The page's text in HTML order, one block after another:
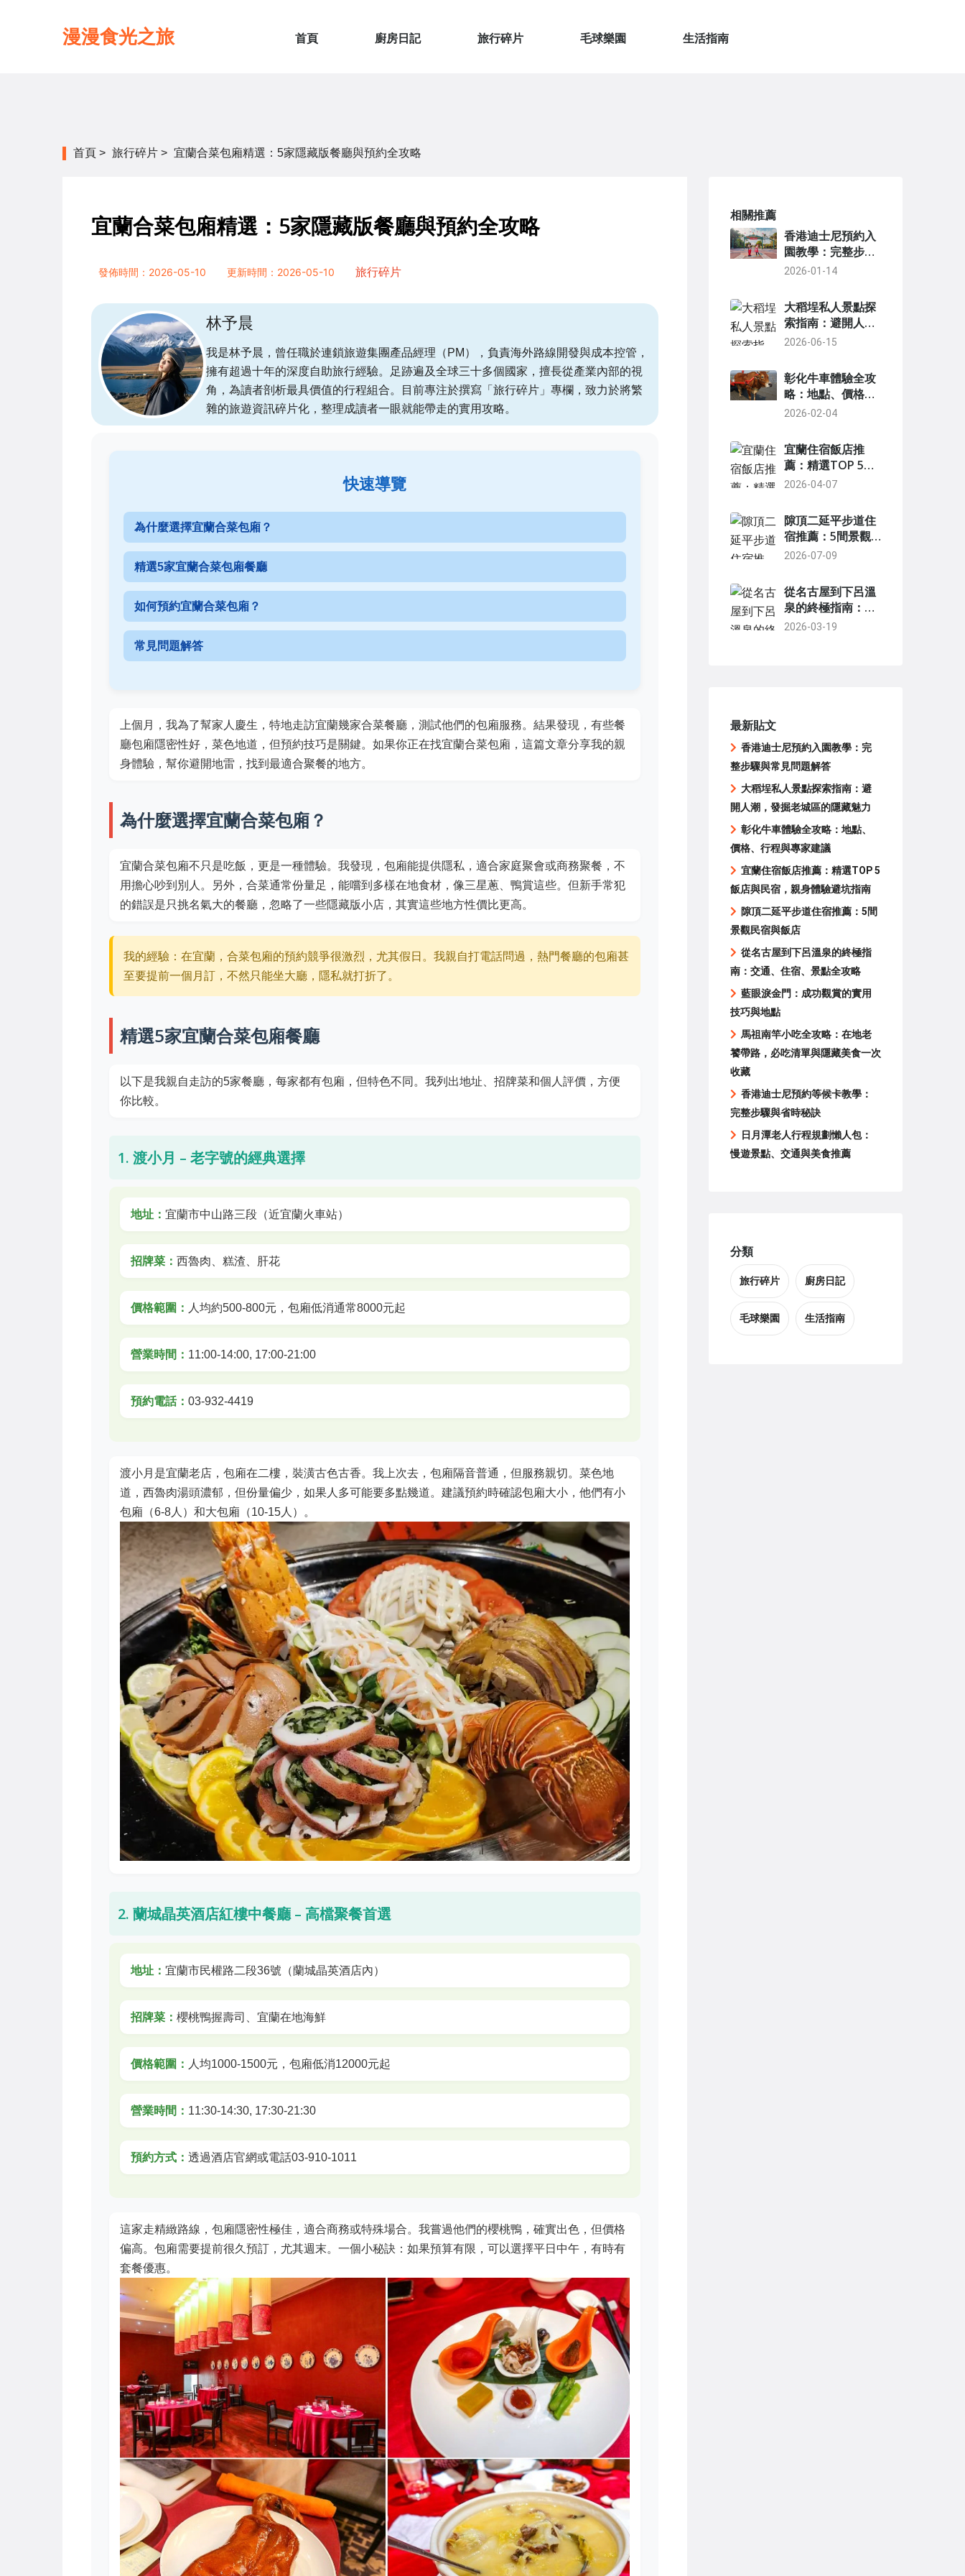
漫漫食光之旅 首頁 廚房日記 旅行碎片 毛球樂園 生活指南
首頁 > 旅行碎片 > 宜蘭合菜包廂精選：5家隱藏版餐廳與預約全攻略
宜蘭合菜包廂精選：5家隱藏版餐廳與預約全攻略
發佈時間：2026-05-10 更新時間：2026-05-10 旅行碎片
林予晨
我是林予晨，曾任職於連鎖旅遊集團產品經理（PM），負責海外路線開發與成本控管，
擁有超過十年的深度自助旅行經驗。足跡遍及全球三十多個國家，擅長從產業內部的視
角，為讀者剖析最具價值的行程組合。目前專注於撰寫「旅行碎片」專欄，致力於將繁
雜的旅遊資訊碎片化，整理成讀者一眼就能帶走的實用攻略。
快速導覽
為什麼選擇宜蘭合菜包廂？
精選5家宜蘭合菜包廂餐廳
如何預約宜蘭合菜包廂？
常見問題解答
上個月，我為了幫家人慶生，特地走訪宜蘭幾家合菜餐廳，測試他們的包廂服務。結果發現，有些餐
廳包廂隱密性好，菜色地道，但預約技巧是關鍵。如果你正在找宜蘭合菜包廂，這篇文章分享我的親
身體驗，幫你避開地雷，找到最適合聚餐的地方。
為什麼選擇宜蘭合菜包廂？
宜蘭合菜包廂不只是吃飯，更是一種體驗。我發現，包廂能提供隱私，適合家庭聚會或商務聚餐，不
用擔心吵到別人。另外，合菜通常份量足，能嚐到多樣在地食材，像三星蔥、鴨賞這些。但新手常犯
的錯誤是只挑名氣大的餐廳，忽略了一些隱藏版小店，其實這些地方性價比更高。
我的經驗：在宜蘭，合菜包廂的預約競爭很激烈，尤其假日。我親自打電話問過，熱門餐廳的包廂甚
至要提前一個月訂，不然只能坐大廳，隱私就打折了。
精選5家宜蘭合菜包廂餐廳
以下是我親自走訪的5家餐廳，每家都有包廂，但特色不同。我列出地址、招牌菜和個人評價，方便
你比較。
1. 渡小月 – 老字號的經典選擇
地址： 宜蘭市中山路三段（近宜蘭火車站）
招牌菜： 西魯肉、糕渣、肝花
價格範圍： 人均約500-800元，包廂低消通常8000元起
營業時間： 11:00-14:00, 17:00-21:00
預約電話： 03-932-4419
渡小月是宜蘭老店，包廂在二樓，裝潢古色古香。我上次去，包廂隔音普通，但服務親切。菜色地
道，西魯肉湯頭濃郁，但份量偏少，如果人多可能要多點幾道。建議預約時確認包廂大小，他們有小
包廂（6-8人）和大包廂（10-15人）。
2. 蘭城晶英酒店紅樓中餐廳 – 高檔聚餐首選
地址： 宜蘭市民權路二段36號（蘭城晶英酒店內）
招牌菜： 櫻桃鴨握壽司、宜蘭在地海鮮
價格範圍： 人均1000-1500元，包廂低消12000元起
營業時間： 11:30-14:30, 17:30-21:30
預約方式： 透過酒店官網或電話03-910-1011
這家走精緻路線，包廂隱密性極佳，適合商務或特殊場合。我嘗過他們的櫻桃鴨，確實出色，但價格
偏高。包廂需要提前很久預訂，尤其週末。一個小秘訣：如果預算有限，可以選擇平日中午，有時有
套餐優惠。
相關推薦
香港迪士尼預約入
園教學：完整步驟
與常見問題解答
2026-01-14
大稻埕私人景點探
索指南：避開人
潮，發掘老城區的
2026-06-15
彰化牛車體驗全攻
略：地點、價格、
行程與專家建議
2026-02-04
宜蘭住宿飯店推
薦：精選TOP 5飯
店與民宿，親身體
2026-04-07
隙頂二延平步道住
宿推薦：5間景觀
民宿與飯店
2026-07-09
從名古屋到下呂溫
泉的終極指南：交
通、住宿、景點全
2026-03-19
最新貼文
香港迪士尼預約入園教學：完
整步驟與常見問題解答
大稻埕私人景點探索指南：避
開人潮，發掘老城區的隱藏魅力
彰化牛車體驗全攻略：地點、
價格、行程與專家建議
宜蘭住宿飯店推薦：精選TOP 5
飯店與民宿，親身體驗避坑指南
隙頂二延平步道住宿推薦：5間
景觀民宿與飯店
從名古屋到下呂溫泉的終極指
南：交通、住宿、景點全攻略
藍眼淚金門：成功觀賞的實用
技巧與地點
馬祖南竿小吃全攻略：在地老
饕帶路，必吃清單與隱藏美食一次
收藏
香港迪士尼預約等候卡教學：
完整步驟與省時秘訣
日月潭老人行程規劃懶人包：
慢遊景點、交通與美食推薦
分類
旅行碎片 廚房日記
毛球樂園 生活指南